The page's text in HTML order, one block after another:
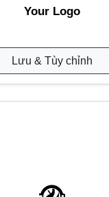
Your Logo
Lưu & Tùy chỉnh